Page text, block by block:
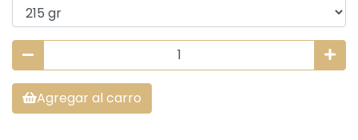
Agregar al carro